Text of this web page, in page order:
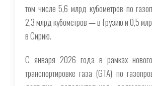
том числе 5,6 млрд кубометров по
2,3 млрд кубометров — в Грузию и 0,5
в Сирию.
С января 2026 года в рамках
транспортировке газа (GTA) по